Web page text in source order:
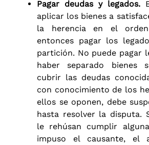
Pagar deudas y legados.
aplicar los bienes a
la herencia en el
entonces pagar los
partición. No puede pagar
haber separado bienes
cubrir las deudas
con conocimiento de los
ellos se oponen, debe
hasta resolver la disputa.
le rehúsan cumplir
impuso el causante, el